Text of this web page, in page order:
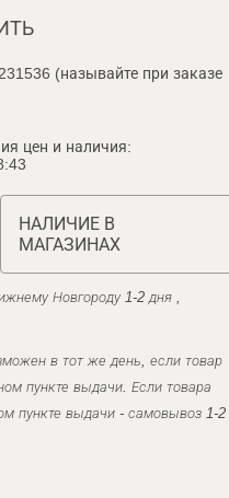
(называйте при заказе
цен и наличия:
НАЛИЧИЕ В
МАГАЗИНАХ
Новгороду 1-2 дня ,
в тот же день, если товар
пункте выдачи. Если товара
пункте выдачи - самовывоз 1-2